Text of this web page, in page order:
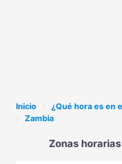
Inicio ¿Qué hora es en
Zambia
Zonas